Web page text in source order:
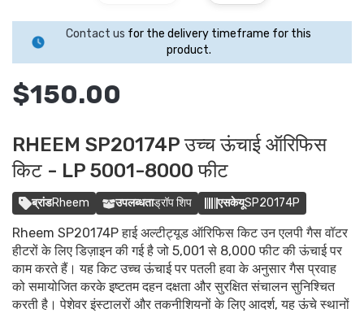
Contact us for the delivery timeframe for this
product.
$150.00
RHEEM SP20174P उच्च ऊंचाई ऑरिफिस
किट - LP 5001-8000 फीट
ब्रांडRheem उपलब्धताड्रॉप शिप एसकेयूSP20174P
Rheem SP20174P हाई अल्टीट्यूड ऑरिफिस किट उन एलपी गैस वॉटर
हीटरों के लिए डिज़ाइन की गई है जो 5,001 से 8,000 फीट की ऊंचाई पर
काम करते हैं। यह किट उच्च ऊंचाई पर पतली हवा के अनुसार गैस प्रवाह
को समायोजित करके इष्टतम दहन दक्षता और सुरक्षित संचालन सुनिश्चित
करती है। पेशेवर इंस्टालरों और तकनीशियनों के लिए आदर्श, यह ऊंचे स्थानों